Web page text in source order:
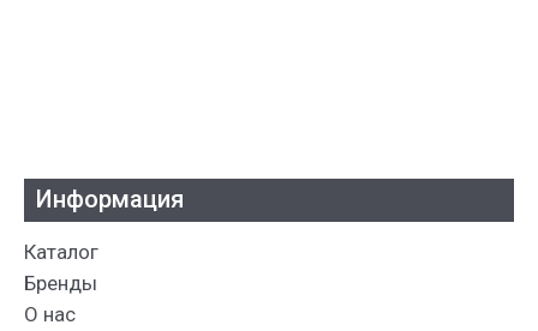
Информация
Каталог
Бренды
О нас